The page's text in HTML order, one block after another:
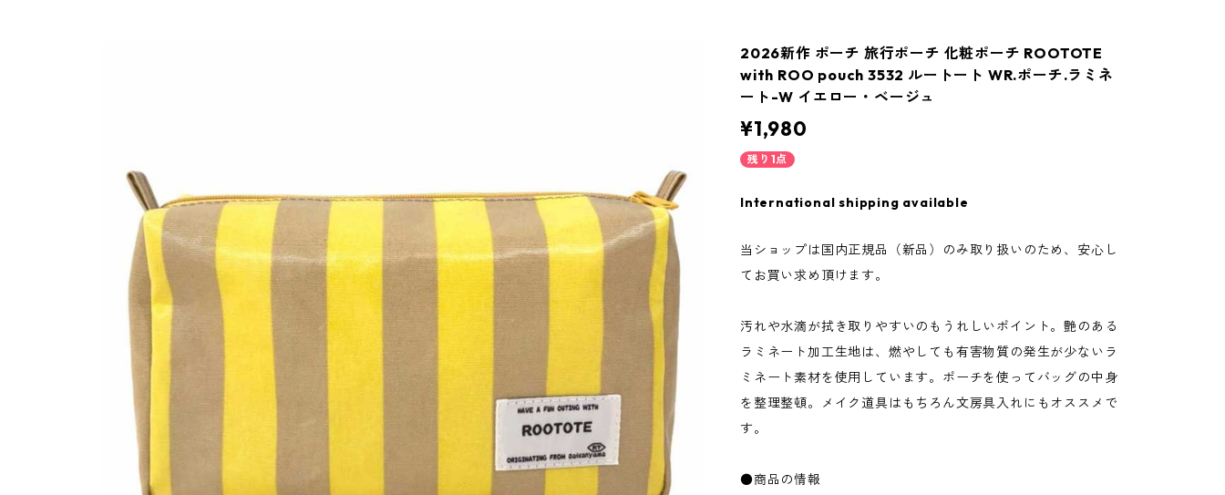
2026新作 ポーチ 旅行ポーチ 化粧ポーチ ROOTOTE
with ROO pouch 3532 ルートート WR.ポーチ.ラミネ
ート-W イエロー・ベージュ
¥1,980
残り1点
International shipping available
当ショップは国内正規品（新品）のみ取り扱いのため、安心し
てお買い求め頂けます。
汚れや水滴が拭き取りやすいのもうれしいポイント。艶のある
ラミネート加工生地は、燃やしても有害物質の発生が少ないラ
ミネート素材を使用しています。ポーチを使ってバッグの中身
を整理整頓。メイク道具はもちろん文房具入れにもオススメで
す。
●商品の情報